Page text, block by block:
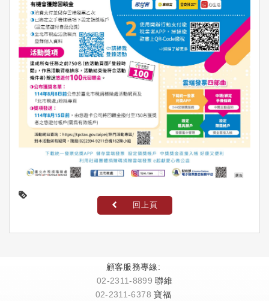
回上頁
顧客服務專線:
02-2311-8899 聯維
02-2311-6378 寶福